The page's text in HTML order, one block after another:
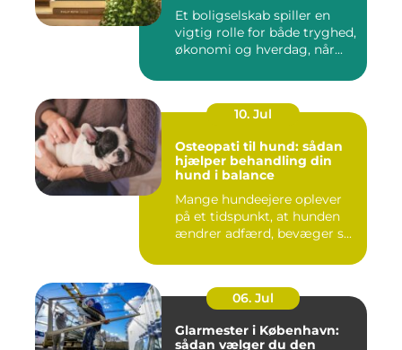
Et boligselskab spiller en
vigtig rolle for både tryghed,
økonomi og hverdag, når...
10. Jul
Osteopati til hund: sådan
hjælper behandling din
hund i balance
Mange hundeejere oplever
på et tidspunkt, at hunden
ændrer adfærd, bevæger s...
06. Jul
Glarmester i København:
sådan vælger du den